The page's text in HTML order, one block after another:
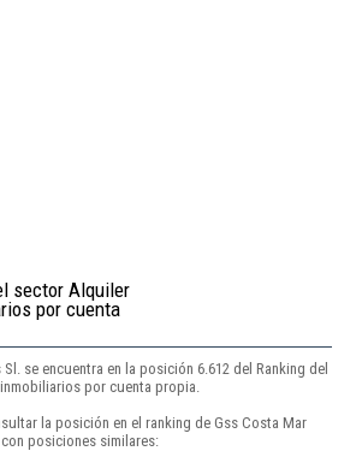
sector Alquiler
por cuenta
se encuentra en la posición 6.612 del Ranking del
por cuenta propia.
la posición en el ranking de Gss Costa Mar
posiciones similares: